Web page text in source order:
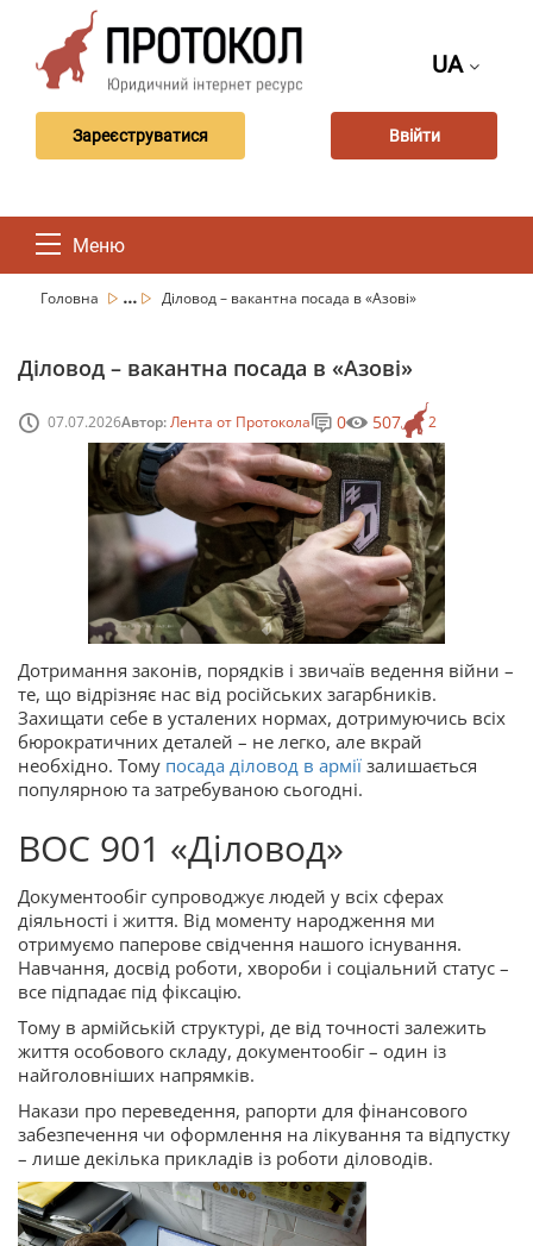
UA
Зареєструватися Ввійти
Меню
Головна ... Діловод – вакантна посада в «Азові»
Діловод – вакантна посада в «Азові»
07.07.2026Автор:Лента от Протокола 2
0 507
Дотримання законів, порядків і звичаїв ведення війни –
те, що відрізняє нас від російських загарбників.
Захищати себе в усталених нормах, дотримуючись всіх
бюрократичних деталей – не легко, але вкрай
необхідно. Тому посада діловод в армії залишається
популярною та затребуваною сьогодні.
ВОС 901 «Діловод»
Документообіг супроводжує людей у всіх сферах
діяльності і життя. Від моменту народження ми
отримуємо паперове свідчення нашого існування.
Навчання, досвід роботи, хвороби і соціальний статус –
все підпадає під фіксацію.
Тому в армійській структурі, де від точності залежить
життя особового складу, документообіг – один із
найголовніших напрямків.
Накази про переведення, рапорти для фінансового
забезпечення чи оформлення на лікування та відпустку
– лише декілька прикладів із роботи діловодів.